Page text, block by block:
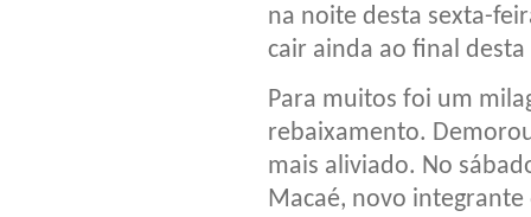
na noite desta sexta-
cair ainda ao final desta
Para muitos foi um
rebaixamento.
mais aliviado. No
Macaé, novo